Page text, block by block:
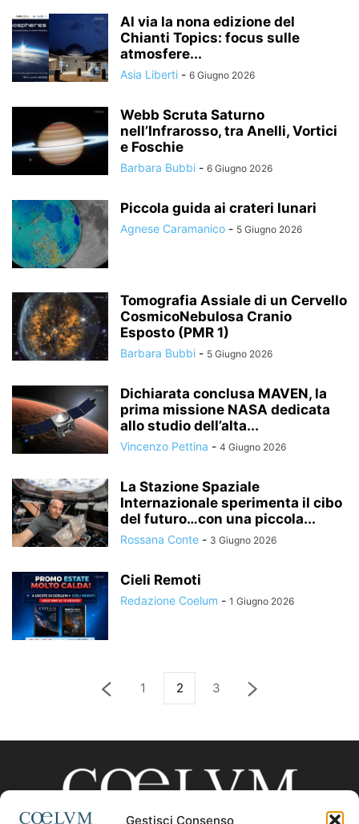
Gestisci Consenso
Al via la nona edizione del
Chianti Topics: focus sulle
atmosfere...
Asia Liberti - 6 Giugno 2026
Webb Scruta Saturno
nell’Infrarosso, tra Anelli, Vortici
e Foschie
Barbara Bubbi - 6 Giugno 2026
Piccola guida ai crateri lunari
Agnese Caramanico - 5 Giugno 2026
Tomografia Assiale di un Cervello
CosmicoNebulosa Cranio
Esposto (PMR 1)
Barbara Bubbi - 5 Giugno 2026
Dichiarata conclusa MAVEN, la
prima missione NASA dedicata
allo studio dell’alta...
Vincenzo Pettina - 4 Giugno 2026
La Stazione Spaziale
Internazionale sperimenta il cibo
del futuro…con una piccola...
Rossana Conte - 3 Giugno 2026
Cieli Remoti
Redazione Coelum - 1 Giugno 2026
1 2 3